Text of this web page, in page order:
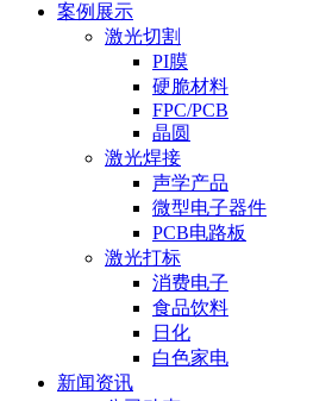
案例展示
激光切割
PI膜
硬脆材料
FPC/PCB
晶圆
激光焊接
声学产品
微型电子器件
PCB电路板
激光打标
消费电子
食品饮料
日化
白色家电
新闻资讯